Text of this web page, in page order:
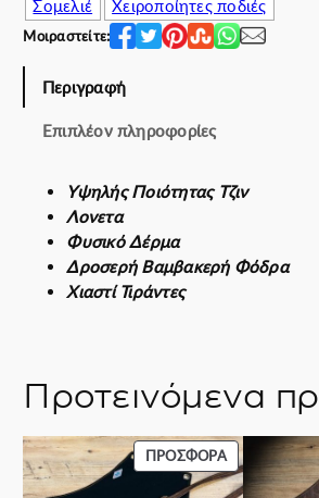
e
w
s
7
.
0
0
€
.
ή
ε
ι
6
.
0
0
Σομελιέ
Χειροποίητες ποδιές
Μοιραστείτε:
Περιγραφή
Επιπλέον πληροφορίες
Υψηλής Ποιότητας Τζιν
Λονετα
Φυσικό Δέρμα
Δροσερή Βαμβακερή Φόδρα
Χιαστί Τιράντες
Προτεινόμενα
ΠΡΟΣΦΟΡΆΠΡΟΪΌΝ
ΣΕ